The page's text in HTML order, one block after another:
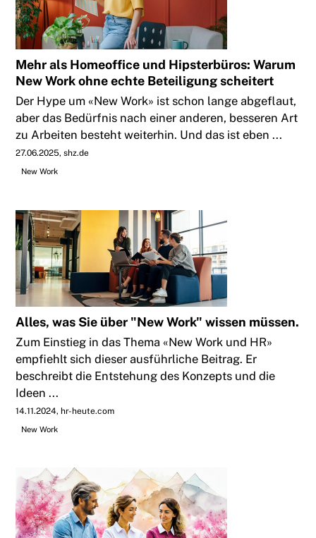
Mehr als Homeoffice und Hipsterbüros: Warum
New Work ohne echte Beteiligung scheitert
Der Hype um «New Work» ist schon lange abgeflaut,
aber das Bedürfnis nach einer anderen, besseren Art
zu Arbeiten besteht weiterhin. Und das ist eben ...
27.06.2025 shz.de
New Work
Alles, was Sie über "New Work" wissen müssen.
Zum Einstieg in das Thema «New Work und HR»
empfiehlt sich dieser ausführliche Beitrag. Er
beschreibt die Entstehung des Konzepts und die
Ideen ...
14.11.2024 hr-heute.com
New Work